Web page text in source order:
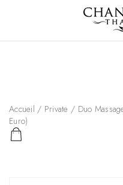
Accueil / Private / Duo
Euro)